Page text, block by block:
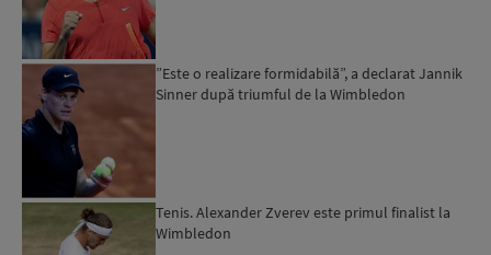
”Este o realizare formidabilă”, a declarat Jannik
Sinner după triumful de la Wimbledon
Tenis. Alexander Zverev este primul finalist la
Wimbledon